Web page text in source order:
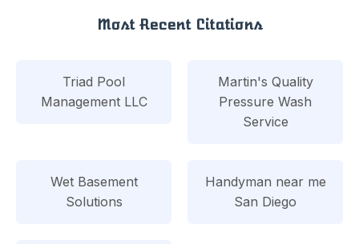
Most Recent Citations
Triad Pool
Management LLC
Martin's Quality
Pressure Wash
Service
Wet Basement
Solutions
Handyman near me
San Diego